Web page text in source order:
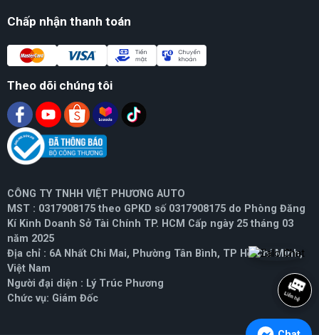
Chấp nhận thanh toán
Theo dõi chúng tôi
CÔNG TY TNHH VIỆT PHƯƠNG AUTO
MST : 0317908175 theo GPKD số 0317908175 do Phòng Đăng
Kí Kinh Doanh Sở Tài Chính TP. HCM Cấp ngày 25 tháng 03
năm 2025
Địa chỉ : 6A Nhất Chi Mai, Phường Tân Bình, TP Hồ Chí Minh,
Việt Nam
Người đại diện : Lý Trúc Phương
Chức vụ: Giám Đốc